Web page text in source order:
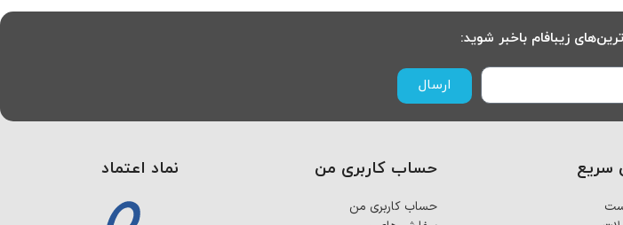
زیبافام باخبر شوید:
ارسال
سریع حساب کاربری من
حساب کاربری من
نماد اعتماد